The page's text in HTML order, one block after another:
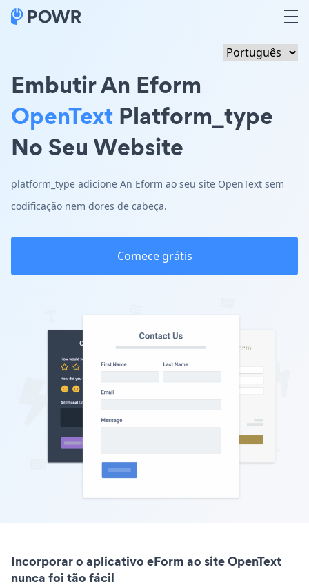
Embutir An Eform
OpenText Platform_type
No Seu Website
platform_type adicione An Eform ao seu site OpenText sem
codificação nem dores de cabeça.
Comece grátis
Incorporar o aplicativo eForm ao site OpenText
nunca foi tão fácil